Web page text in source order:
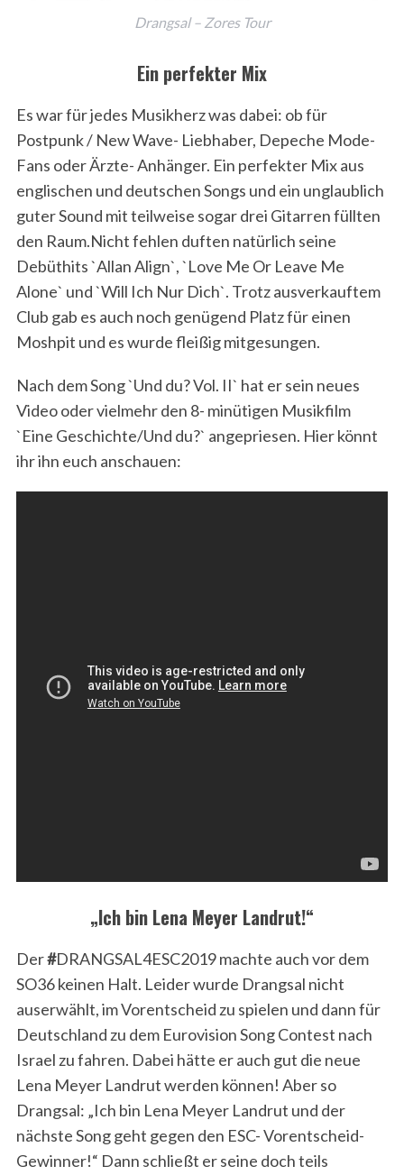
Drangsal – Zores Tour
Ein perfekter Mix
Es war für jedes Musikherz was dabei: ob für
Postpunk / New Wave- Liebhaber, Depeche Mode-
Fans oder Ärzte- Anhänger. Ein perfekter Mix aus
englischen und deutschen Songs und ein unglaublich
guter Sound mit teilweise sogar drei Gitarren füllten
den Raum.Nicht fehlen duften natürlich seine
Debüthits `Allan Align`, `Love Me Or Leave Me
Alone` und `Will Ich Nur Dich`. Trotz ausverkauftem
Club gab es auch noch genügend Platz für einen
Moshpit und es wurde fleißig mitgesungen.
Nach dem Song `Und du? Vol. II` hat er sein neues
Video oder vielmehr den 8- minütigen Musikfilm
`Eine Geschichte/Und du?` angepriesen. Hier könnt
ihr ihn euch anschauen:
„Ich bin Lena Meyer Landrut!“
Der#DRANGSAL4ESC2019 machte auch vor dem
SO36 keinen Halt. Leider wurde Drangsal nicht
auserwählt, im Vorentscheid zu spielen und dann für
Deutschland zu dem Eurovision Song Contest nach
Israel zu fahren. Dabei hätte er auch gut die neue
Lena Meyer Landrut werden können! Aber so
Drangsal: „Ich bin Lena Meyer Landrut und der
nächste Song geht gegen den ESC- Vorentscheid-
Gewinner!“ Dann schließt er seine doch teils